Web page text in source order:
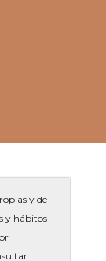
y de
y hábitos